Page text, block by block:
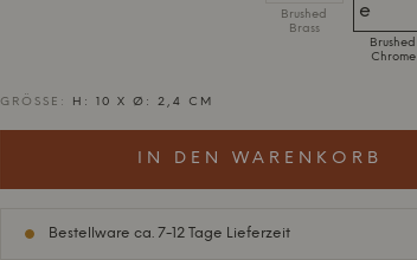
Brushed
Brass
Brushed
Chrome
GRÖSSE: H: 10 X Ø: 2,4 CM
IN DEN WARENKORB
Bestellware ca. 7-12 Tage Lieferzeit